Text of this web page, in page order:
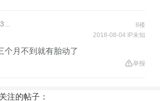
8楼
2018-08-04 IP未知
个月不到就有胎动了
举报
注的帖子：